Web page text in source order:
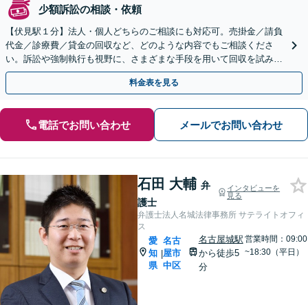
少額訴訟の相談・依頼
【伏見駅１分】法人・個人どちらのご相談にも対応可。売掛金／請負
代金／診療費／貸金の回収など、どのような内容でもご相談くださ
い。訴訟や強制執行も視野に、さまざまな手段を用いて回収を試みま
す【土日祝対応可】【Web相談可】
料金表を見る
電話でお問い合わせ メールでお問い合わせ
石田 大輔 弁
護士
インタビューを
見る
弁護士法人名城法律事務所 サテライトオフィ
ス
愛
知
県
|
名古
屋市
中区
名古屋城駅
から徒歩5
分
営業時間：09:00
~18:30（平日）